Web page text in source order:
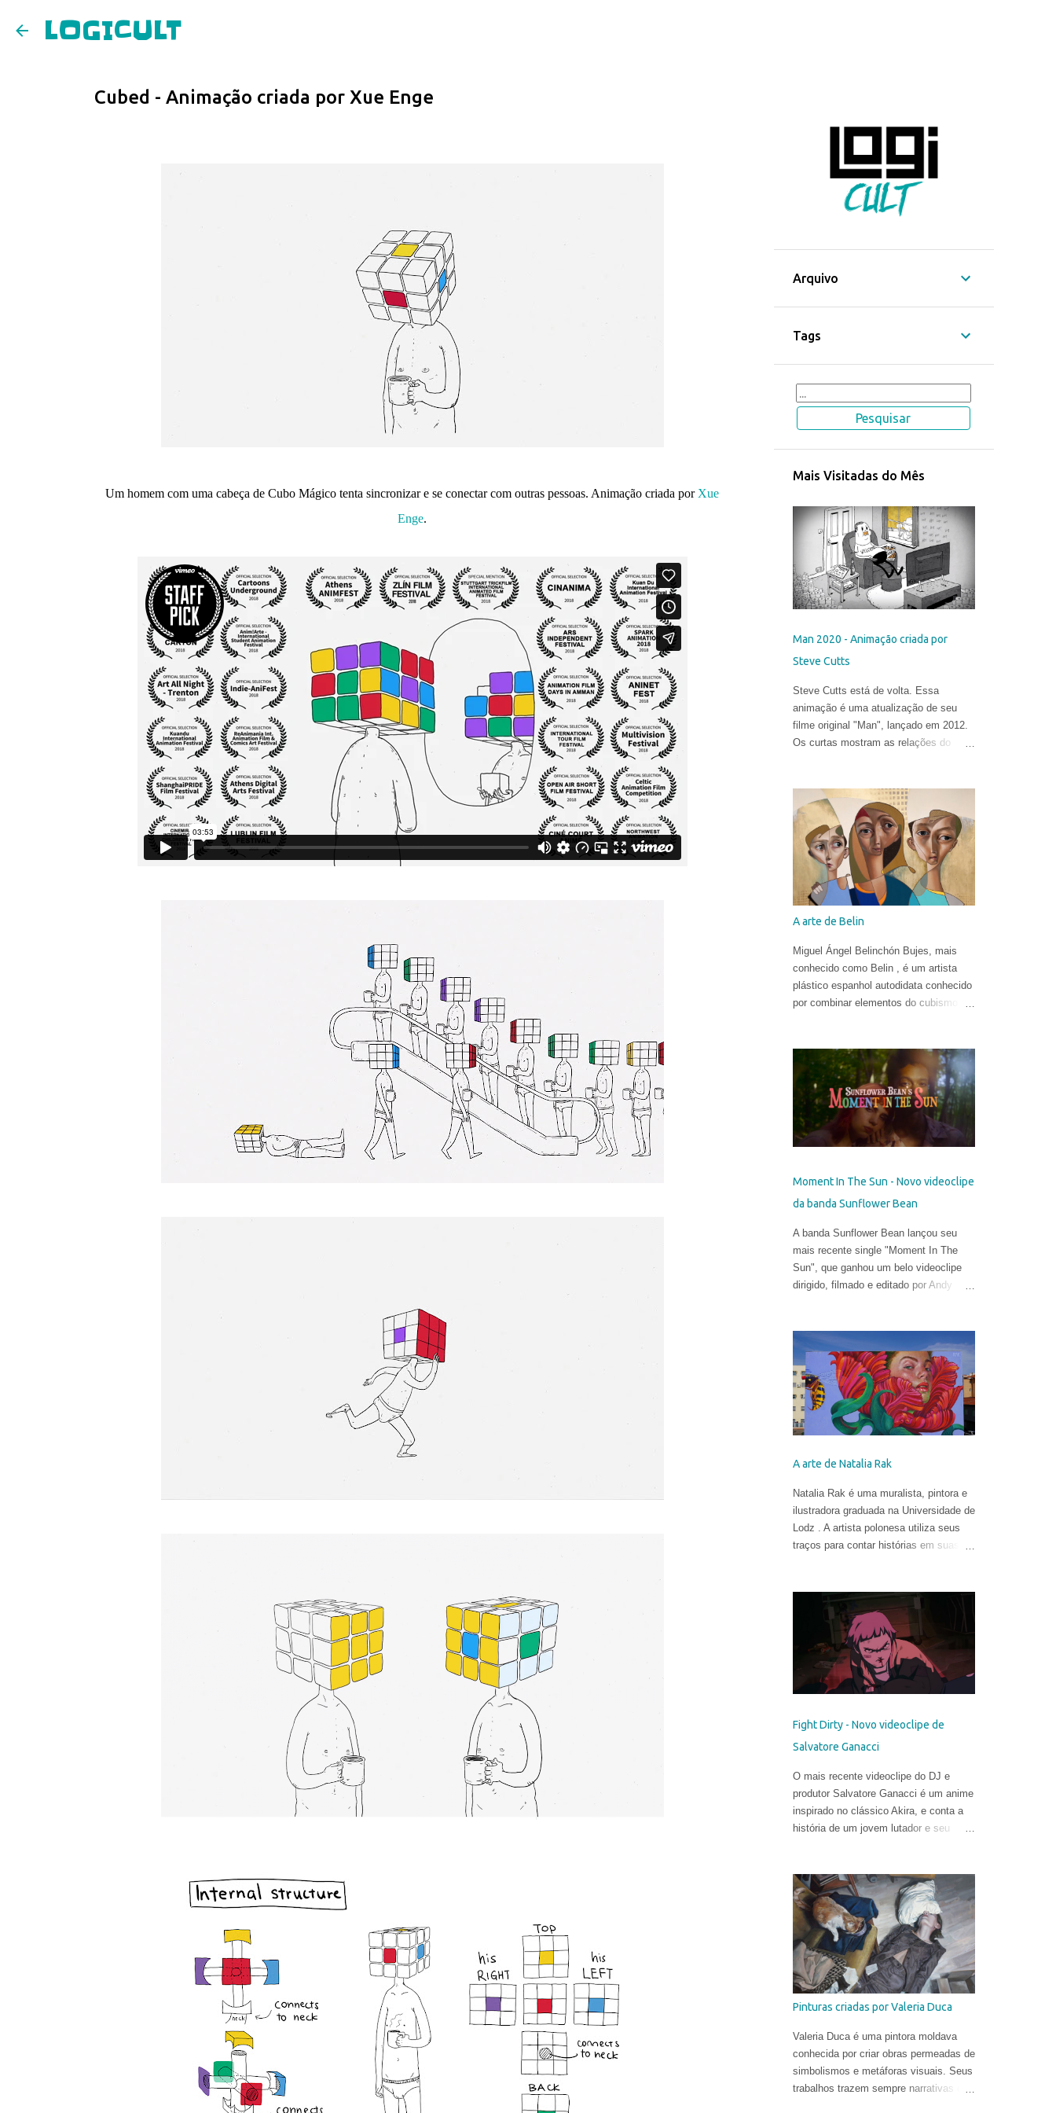
LOGICULT
Cubed - Animação criada por Xue Enge
Um homem com uma cabeça de Cubo Mágico tenta sincronizar e se conectar com outras pessoas. Animação criada por Xue
Enge.
Arquivo
Tags
Mais Visitadas do Mês
Man 2020 - Animação criada por
Steve Cutts
Steve Cutts está de volta. Essa
animação é uma atualização de seu
filme original "Man", lançado em 2012.
Os curtas mostram as relações do
"In the Hall of the Mountain King" de
Edvard Grieg .
A arte de Belin
Miguel Ángel Belinchón Bujes, mais
conhecido como Belin , é um artista
plástico espanhol autodidata conhecido
por combinar elementos do cubismo, da
belíssimas pinturas e sua maneira
talentosa de espalhar os códigos do
hiper-realismo entre as paisagens
urbanas. Seus murais, criados apenas
a partir de técnicas de spray, viraram
referência no mundo eclético da arte.
regras da proporção é sua maior fonte
uma arte mais subjetiva. Belin gosta de
definir esse experimento como "pós-
neo-cubismo".
Moment In The Sun - Novo videoclipe
da banda Sunflower Bean
A banda Sunflower Bean lançou seu
mais recente single "Moment In The
Sun", que ganhou um belo videoclipe
dirigido, filmado e editado por Andy
A arte de Natalia Rak
Natalia Rak é uma muralista, pintora e
ilustradora graduada na Universidade de
Lodz . A artista polonesa utiliza seus
traços para contar histórias em suas
Fight Dirty - Novo videoclipe de
Salvatore Ganacci
O mais recente videoclipe do DJ e
produtor Salvatore Ganacci é um anime
inspirado no clássico Akira, e conta a
história de um jovem lutador e seu
recente contratado da produtora
Business Club Royale, ao lado de Will
Goodfellow & Greg Sharp e produzido
pelas equipes dos estúdios Goono &
Trub Animation.
Pinturas criadas por Valeria Duca
Valeria Duca é uma pintora moldava
conhecida por criar obras permeadas de
simbolismos e metáforas visuais. Seus
trabalhos trazem sempre narrativas que